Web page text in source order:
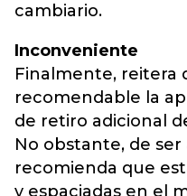
cambiario.
Inconveniente
Finalmente, reitera
recomendable la
de retiro adicional
No obstante, de ser
recomienda que
y espaciadas en el